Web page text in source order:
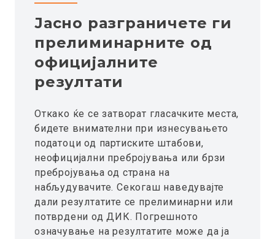
Јасно разграничете ги
прелиминарните од
официјалните
резултати
Откако ќе се затворат гласачките места,
бидете внимателни при изнесувањето
податоци од партиските штабови,
неофицијални пребројувања или брзи
пребројувања од страна на
набљудувачите. Секогаш наведувајте
дали резултатите се прелиминарни или
потврдени од ДИК. Погрешното
означување на резултатите може да ја